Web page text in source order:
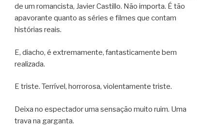
de um romancista, Javier Castillo. Não importa. É tão
apavorante quanto as séries e filmes que contam
histórias reais.
E, diacho, é extremamente, fantasticamente bem
realizada.
E triste. Terrível, horrorosa, violentamente triste.
Deixa no espectador uma sensação muito ruim. Uma
trava na garganta.